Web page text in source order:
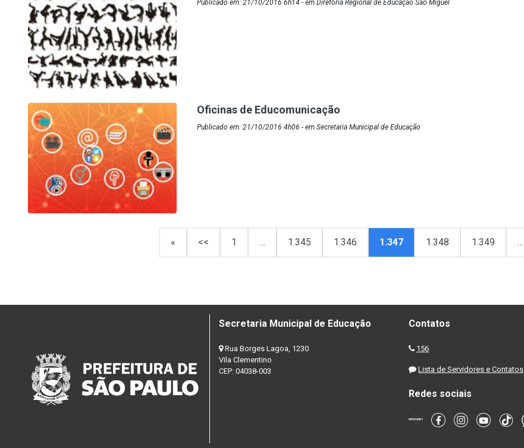
Publicado em: 21/10/2016 6h14 - em Diretoria Regional de Educação São Miguel
Oficinas de Educomunicação
Publicado em: 21/10/2016 4h06 - em Secretaria Municipal de Educação
« << 1 … 1.345 1.346 1.347 1.348 1.349 …
Secretaria Municipal de Educação
Rua Borges Lagoa, 1230
Vila Clementino
CEP: 04038-003
Contatos
156
Lista de Servidores e Contatos
Redes sociais